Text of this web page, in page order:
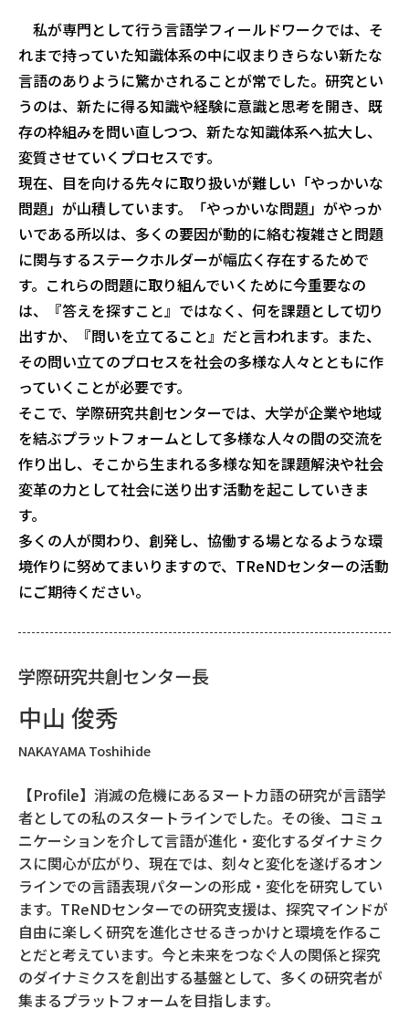
私が専門として行う言語学フィールドワークでは、そ
れまで持っていた知識体系の中に収まりきらない新たな
言語のありように驚かされることが常でした。研究とい
うのは、新たに得る知識や経験に意識と思考を開き、既
存の枠組みを問い直しつつ、新たな知識体系へ拡大し、
変質させていくプロセスです。
現在、目を向ける先々に取り扱いが難しい「やっかいな
問題」が山積しています。「やっかいな問題」がやっか
いである所以は、多くの要因が動的に絡む複雑さと問題
に関与するステークホルダーが幅広く存在するためで
す。これらの問題に取り組んでいくために今重要なの
は、『答えを探すこと』ではなく、何を課題として切り
出すか、『問いを立てること』だと言われます。また、
その問い立てのプロセスを社会の多様な人々とともに作
っていくことが必要です。
そこで、学際研究共創センターでは、大学が企業や地域
を結ぶプラットフォームとして多様な人々の間の交流を
作り出し、そこから生まれる多様な知を課題解決や社会
変革の力として社会に送り出す活動を起こしていきま
す。
多くの人が関わり、創発し、協働する場となるような環
境作りに努めてまいりますので、TReNDセンターの活動
にご期待ください。
学際研究共創センター⻑
中⼭ 俊秀
NAKAYAMA Toshihide
【Profile】消滅の危機にあるヌートカ語の研究が言語学
者としての私のスタートラインでした。その後、コミュ
ニケーションを介して言語が進化・変化するダイナミク
スに関心が広がり、現在では、刻々と変化を遂げるオン
ラインでの言語表現パターンの形成・変化を研究してい
ます。TReNDセンターでの研究支援は、探究マインドが
自由に楽しく研究を進化させるきっかけと環境を作るこ
とだと考えています。今と未来をつなぐ人の関係と探究
のダイナミクスを創出する基盤として、多くの研究者が
集まるプラットフォームを目指します。